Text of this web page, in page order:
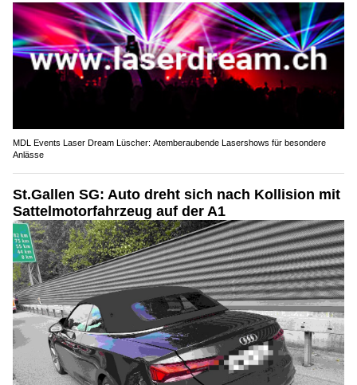
MDL Events Laser Dream Lüscher: Atemberaubende Lasershows für besondere
Anlässe
St.Gallen SG: Auto dreht sich nach Kollision mit
Sattelmotorfahrzeug auf der A1